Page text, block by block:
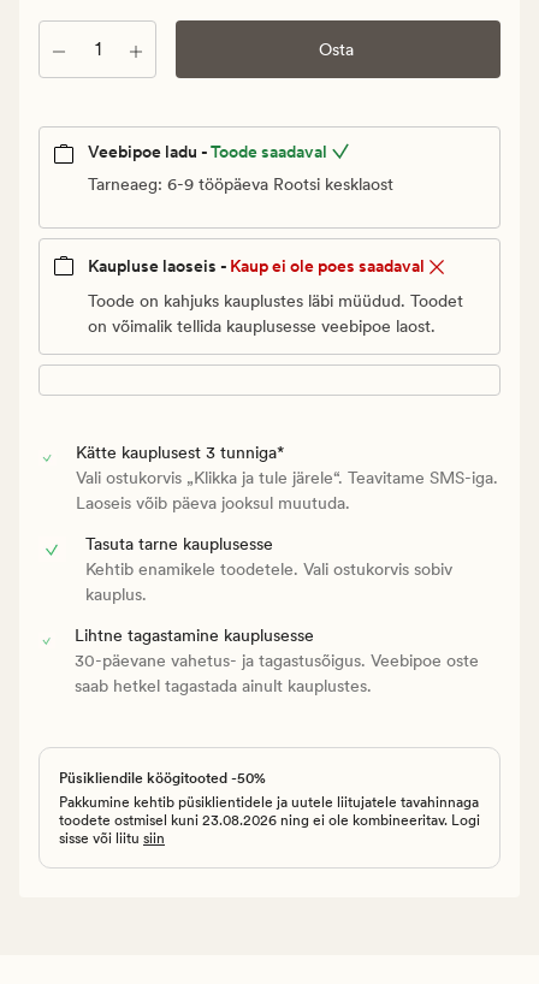
Kogus Osta
Veebipoe ladu -Toode saadaval
Tarneaeg: 6-9 tööpäeva Rootsi kesklaost
Kaupluse laoseis - Kaup ei ole poes saadaval
Toode on kahjuks kauplustes läbi müüdud. Toodet
on võimalik tellida kauplusesse veebipoe laost.
Kätte kauplusest 3 tunniga*
Vali ostukorvis „Klikka ja tule järele“. Teavitame SMS-iga.
Laoseis võib päeva jooksul muutuda.
Tasuta tarne kauplusesse
Kehtib enamikele toodetele. Vali ostukorvis sobiv
kauplus.
Lihtne tagastamine kauplusesse
30-päevane vahetus- ja tagastusõigus. Veebipoe oste
saab hetkel tagastada ainult kauplustes.
Püsikliendile köögitooted -50%
Pakkumine kehtib püsiklientidele ja uutele liitujatele tavahinnaga
toodete ostmisel kuni 23.08.2026 ning ei ole kombineeritav. Logi
sisse või liitu siin